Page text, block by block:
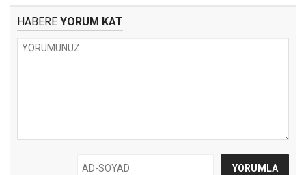
HABERE YORUM KAT